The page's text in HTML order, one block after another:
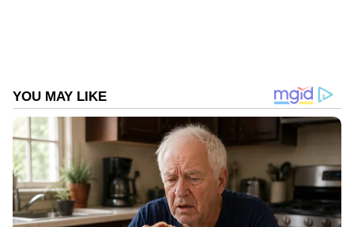
ABOUT THE AUTHOR
Web Desk
Snake
Follow Us